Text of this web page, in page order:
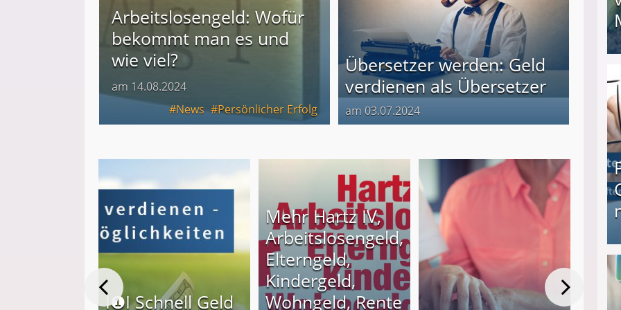
Arbeitslosengeld: Wofür
bekommt man es und
wie viel?
am 14.08.2024
News
Persönlicher Erfolg
Übersetzer werden: Geld
verdienen als Übersetzer
am 03.07.2024
I❶I Schnell Geld
Mehr Hartz IV,
Arbeitslosengeld,
Elterngeld,
Kindergeld,
Wohngeld, Rente
I❶I Schnell Geld verdienen: 20 seriöse
Produkttester werden und Geld verdienen ↻